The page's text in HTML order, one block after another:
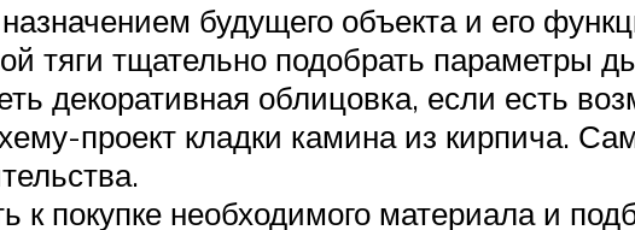
будущего объекта и его
тяги тщательно подобрать параметры
декоративная облицовка, если есть
проект кладки камина из кирпича.
к покупке необходимого материала и